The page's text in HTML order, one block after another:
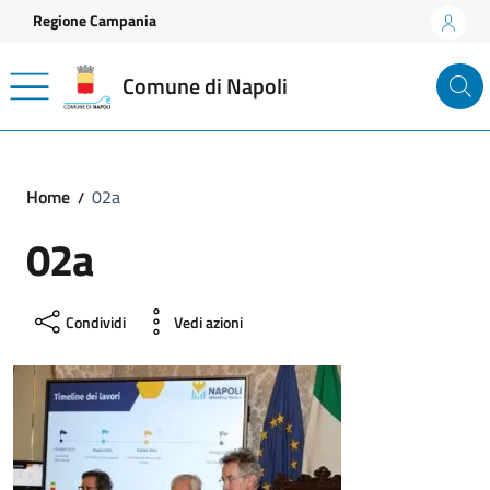
Vai ai contenuti
Vai al footer
Regione Campania
Comune di Napoli
Home 02a
02a
Condividi Vedi azioni